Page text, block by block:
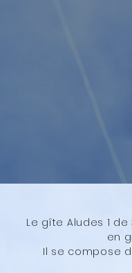
Le gîte Aludes 1
en
Il se compose